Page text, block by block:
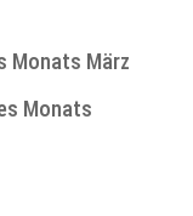
Monats März
Monats